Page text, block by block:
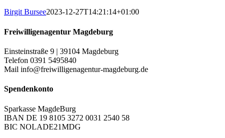
Birgit Bursee2023-12-27T14:21:14+01:00
Freiwilligenagentur Magdeburg
Einsteinstraße 9 | 39104 Magdeburg
Telefon 0391 5495840
Mail info@freiwilligenagentur-magdeburg.de
Spendenkonto
Sparkasse MagdeBurg
IBAN DE 19 8105 3272 0031 2540 58
BIC NOLADE21MDG